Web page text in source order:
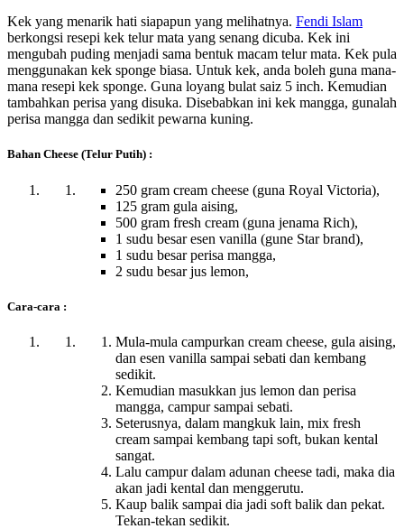
Kek yang menarik hati siapapun yang melihatnya. Fendi Islam
berkongsi resepi kek telur mata yang senang dicuba. Kek ini
mengubah puding menjadi sama bentuk macam telur mata. Kek pula
menggunakan kek sponge biasa. Untuk kek, anda boleh guna mana-
mana resepi kek sponge. Guna loyang bulat saiz 5 inch. Kemudian
tambahkan perisa yang disuka. Disebabkan ini kek mangga, gunalah
perisa mangga dan sedikit pewarna kuning.
Bahan Cheese (Telur Putih) :
250 gram cream cheese (guna Royal Victoria),
125 gram gula aising,
500 gram fresh cream (guna jenama Rich),
1 sudu besar esen vanilla (gune Star brand),
1 sudu besar perisa mangga,
2 sudu besar jus lemon,
Cara-cara :
Mula-mula campurkan cream cheese, gula aising,
dan esen vanilla sampai sebati dan kembang
sedikit.
Kemudian masukkan jus lemon dan perisa
mangga, campur sampai sebati.
Seterusnya, dalam mangkuk lain, mix fresh
cream sampai kembang tapi soft, bukan kental
sangat.
Lalu campur dalam adunan cheese tadi, maka dia
akan jadi kental dan menggerutu.
Kaup balik sampai dia jadi soft balik dan pekat.
Tekan-tekan sedikit.